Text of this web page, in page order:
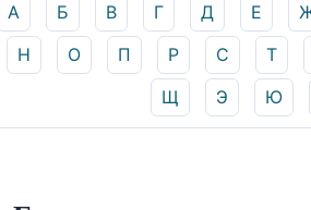
А Б В Г Д Е
Н О П Р С Т
Щ
Э Ю